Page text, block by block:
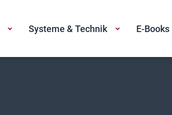
Systeme & Technik E-Books